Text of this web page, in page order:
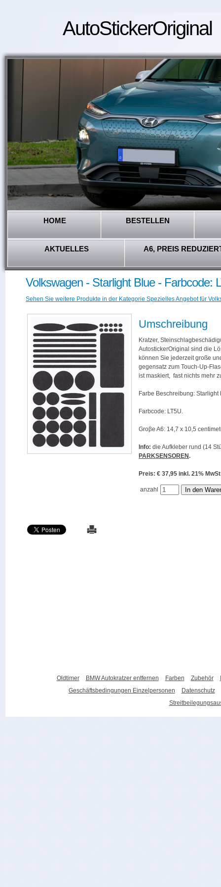
AutoStickerOriginal
HOME BESTELLEN
AKTUELLES A6, PREIS
Volkswagen - Starlight Blue - Farbcode:
Sehen Sie weitere Produkte in der Kategorie Spezielles Angebot für
Umschreibung
Kratzer,
AutostickerOriginal sind die
können Sie jederzeit große
gegensatz zum Touch-Up-
ist maskiert, fast nichts mehr
Farbe Beschreibung: Starlight
Farbcode: LT5U.
Groβe A6: 14,7 x 10,5
Info: die Aufkleber rund (14
PARKSENSOREN.
Preis: € 37,95 inkl. 21%
anzahl
Oldtimer BMW Autokratzer entfernen Farben Zubehör
Geschäftsbedingungen Einzelpersonen
Datenschutz